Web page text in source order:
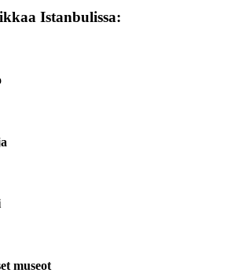
Istanbulissa:
museot